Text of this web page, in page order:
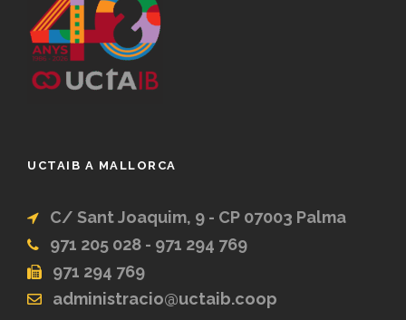
UCTAIB A MALLORCA
C/ Sant Joaquim, 9 - CP 07003 Palma
971 205 028 - 971 294 769
971 294 769
administracio@uctaib.coop